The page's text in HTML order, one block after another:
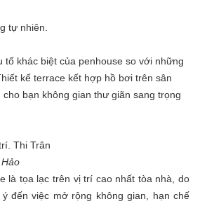
tự nhiên.
tố khác biệt của penhouse so với những
kế terrace kết hợp hồ bơi trên sân
bạn không gian thư giãn sang trọng
Thi Trân
là tọa lạc trên vị trí cao nhất tòa nhà, do
đến việc mở rộng không gian, hạn chế